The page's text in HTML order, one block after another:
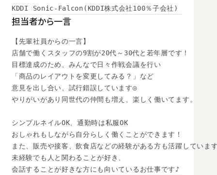
KDDI Sonic-Falcon(KDDI株式会社100％子会社)
担当者から一言
【先輩社員からの一言】
店舗で働くスタッフの9割が20代～30代と若年層です！
目標達成のため、みんなで日々作戦会議を行い
「商品のレイアウトを変更してみる？」など
意見を出し合い、試行錯誤しています◎
やりがいがあり同世代の仲間も増え、楽しく働いてます。
シンプルネイルOK、通勤時は私服OK
おしゃれもしながら自分らしく働くことができます！
また、販売や接客、飲食店などの経験がある方も活躍していま
未経験でも人と関わることが好き、
会話することが好きな方にも向いているお仕事です♪